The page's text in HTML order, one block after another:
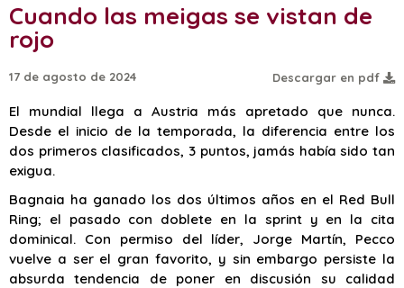
Cuando las meigas se vistan de
rojo
17 de agosto de 2024 Descargar en pdf
El mundial llega a Austria más apretado que nunca.
Desde el inicio de la temporada, la diferencia entre los
dos primeros clasificados, 3 puntos, jamás había sido tan
exigua.
Bagnaia ha ganado los dos últimos años en el Red Bull
Ring; el pasado con doblete en la sprint y en la cita
dominical. Con permiso del líder, Jorge Martín, Pecco
vuelve a ser el gran favorito, y sin embargo persiste la
absurda tendencia de poner en discusión su calidad